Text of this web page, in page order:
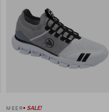
MEER SALE!